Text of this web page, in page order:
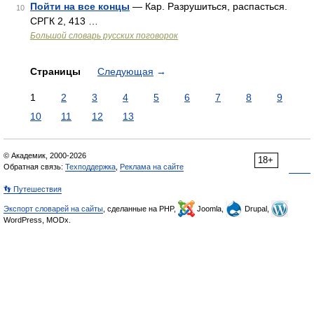
10 Пойти на все концы — Кар. Разрушиться, распасться.
СРГК 2, 413 …
Большой словарь русских поговорок
Страницы Следующая →
1 2 3 4 5 6 7 8
9
10
11 12 13
18+
© Академик, 2000-2026
Обратная связь: Техподдержка Реклама на сайте
👣 Путешествия
Экспорт словарей на сайты , сделанные на PHP, Joomla,
Drupal,
WordPress, MODx.